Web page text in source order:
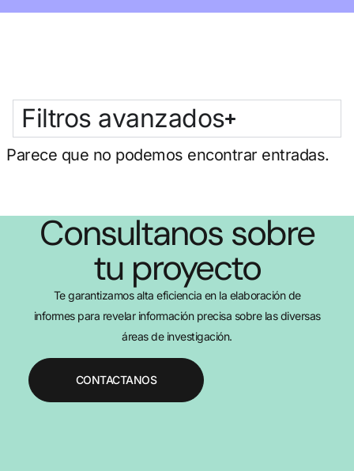
Filtros avanzados
Parece que no podemos encontrar entradas.
Consultanos sobre
tu proyecto
Te garantizamos alta eficiencia en la elaboración de
informes para revelar información precisa sobre las diversas
áreas de investigación.
CONTACTANOS